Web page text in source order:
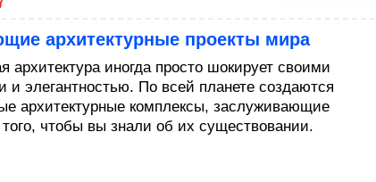
архитектурные проекты мира
архитектура иногда просто шокирует своими
и элегантностью. По всей планете создаются
архитектурные комплексы, заслуживающие
чтобы вы знали об их существовании.